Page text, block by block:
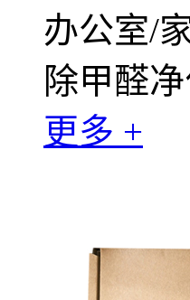
办公室/
除甲醛
更多 +